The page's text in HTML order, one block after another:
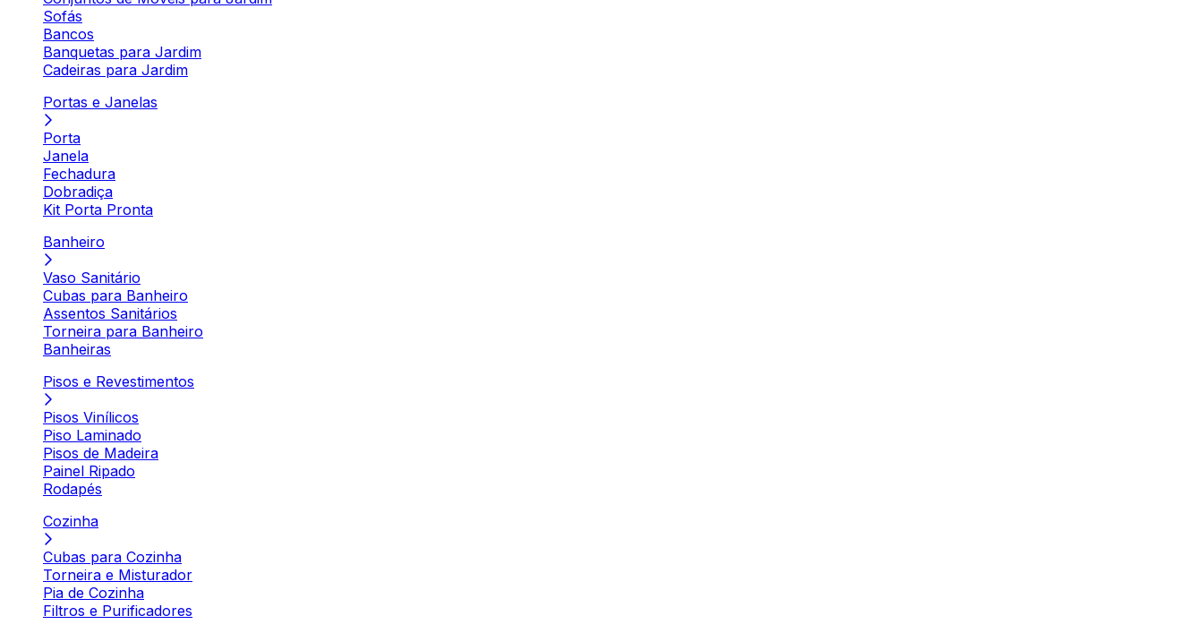
Sofás
Bancos
Banquetas para Jardim
Cadeiras para Jardim
Portas e Janelas
Porta
Janela
Fechadura
Dobradiça
Kit Porta Pronta
Banheiro
Vaso Sanitário
Cubas para Banheiro
Assentos Sanitários
Torneira para Banheiro
Banheiras
Pisos e Revestimentos
Pisos Vinílicos
Piso Laminado
Pisos de Madeira
Painel Ripado
Rodapés
Cozinha
Cubas para Cozinha
Torneira e Misturador
Pia de Cozinha
Filtros e Purificadores